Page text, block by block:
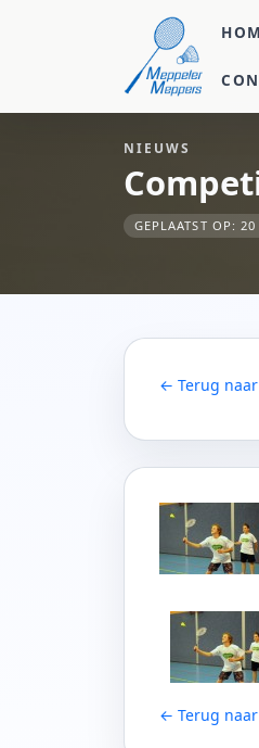
NIEUWS
GEPLAATST OP:
← Terug
← Terug